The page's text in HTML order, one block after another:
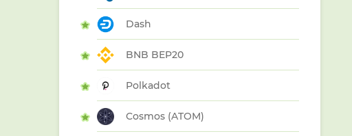
Dash
BNB BEP20
Polkadot
Cosmos (ATOM)